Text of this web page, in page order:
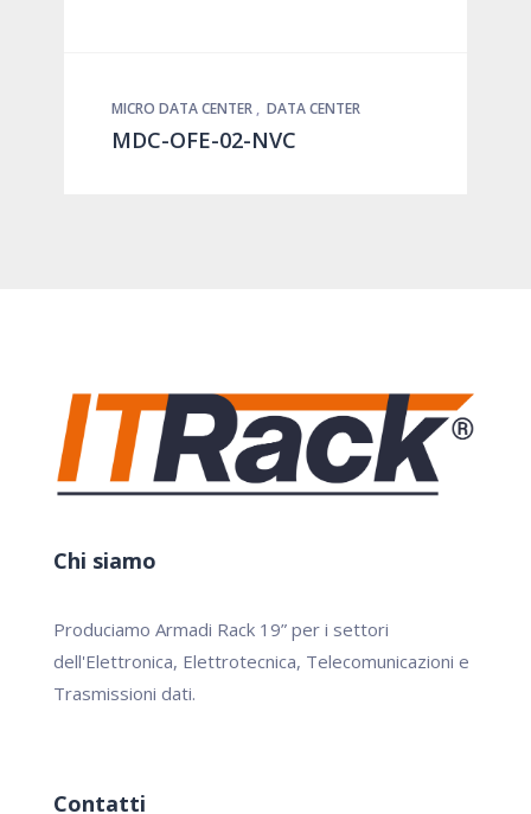
MICRO DATA CENTER , DATA CENTER
MDC-OFE-02-NVC
Chi siamo
Produciamo Armadi Rack 19” per i settori
dell'Elettronica, Elettrotecnica, Telecomunicazioni e
Trasmissioni dati.
Contatti